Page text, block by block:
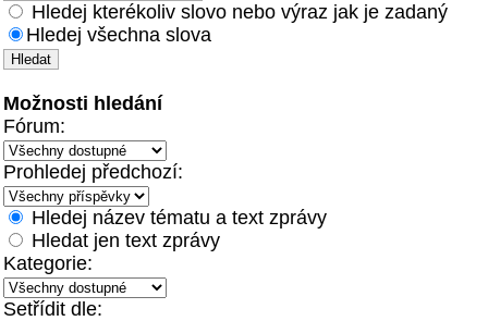
Hledej kterékoliv slovo nebo výraz jak je zadaný
Hledej všechna slova
Možnosti hledání
Fórum:
Prohledej předchozí:
Hledej název tématu a text zprávy
Hledat jen text zprávy
Kategorie:
Setřídit dle: